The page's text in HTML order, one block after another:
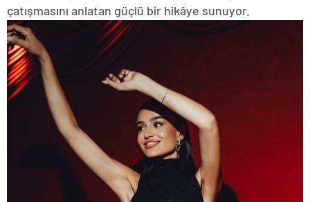
çatışmasını anlatan güçlü bir hikâye sunuyor.